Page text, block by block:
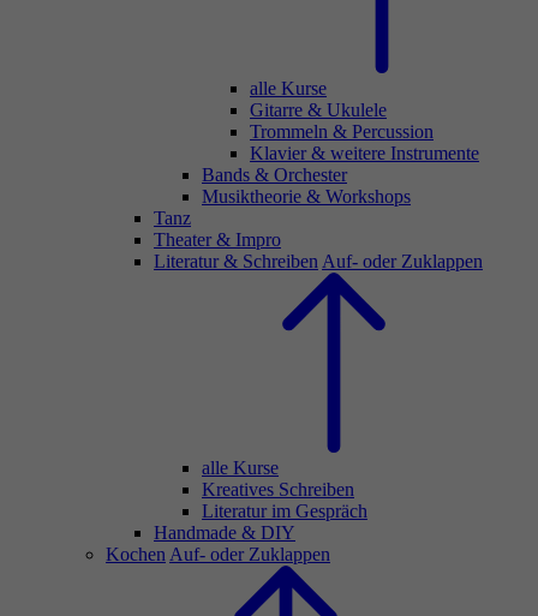
alle Kurse
Gitarre & Ukulele
Trommeln & Percussion
Klavier & weitere Instrumente
Bands & Orchester
Musiktheorie & Workshops
Tanz
Theater & Impro
Literatur & Schreiben Auf- oder Zuklappen
alle Kurse
Kreatives Schreiben
Literatur im Gespräch
Handmade & DIY
Kochen Auf- oder Zuklappen